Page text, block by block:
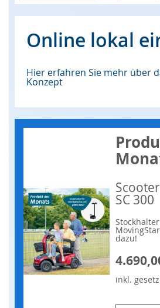
Online lokal
Hier erfahren Sie mehr über
Konzept
SC 300
dazu!
inkl.